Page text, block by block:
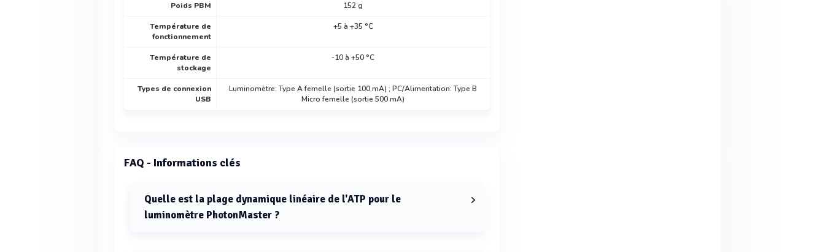
Poids PBM 152 g
Température de
fonctionnement
+5 à +35 °C
Température de
stockage
-10 à +50 °C
Types de connexion
USB
Luminomètre: Type A femelle (sortie 100 mA) ; PC/Alimentation: Type B
Micro femelle (sortie 500 mA)
FAQ - Informations clés
Quelle est la plage dynamique linéaire de l'ATP pour le
luminomètre PhotonMaster ?